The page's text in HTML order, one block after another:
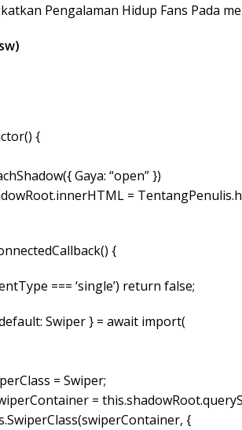
Pengalaman Hidup Fans Pada
{
Gaya: “open” })
=
{
=== ‘single’) return false;
Swiper } = await import(
= Swiper;
=
{